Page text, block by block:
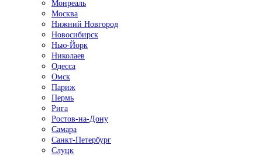
Монреаль
Москва
Нижний Новгород
Новосибирск
Нью-Йорк
Николаев
Одесса
Омск
Париж
Пермь
Рига
Ростов-на-Дону
Самара
Санкт-Петербург
Слуцк